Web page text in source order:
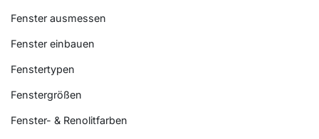
Fenster ausmessen
Fenster einbauen
Fenstertypen
Fenstergrößen
Fenster- & Renolitfarben